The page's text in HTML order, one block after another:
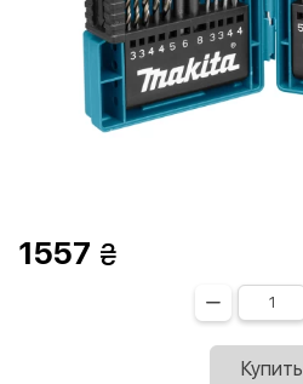
1557
Купить